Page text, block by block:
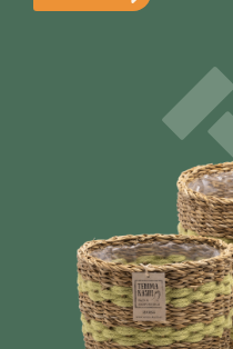
TC Concept
SNEL NAAR
PoTtEn